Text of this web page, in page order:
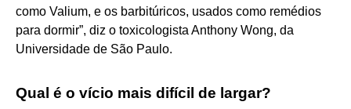
como Valium, e os barbitúricos, usados como remédios
para dormir”, diz o toxicologista Anthony Wong, da
Universidade de São Paulo.
Qual é o vício mais difícil de largar?